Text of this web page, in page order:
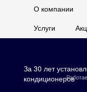
О компании
Услуги
За 30 лет
кондиционеров